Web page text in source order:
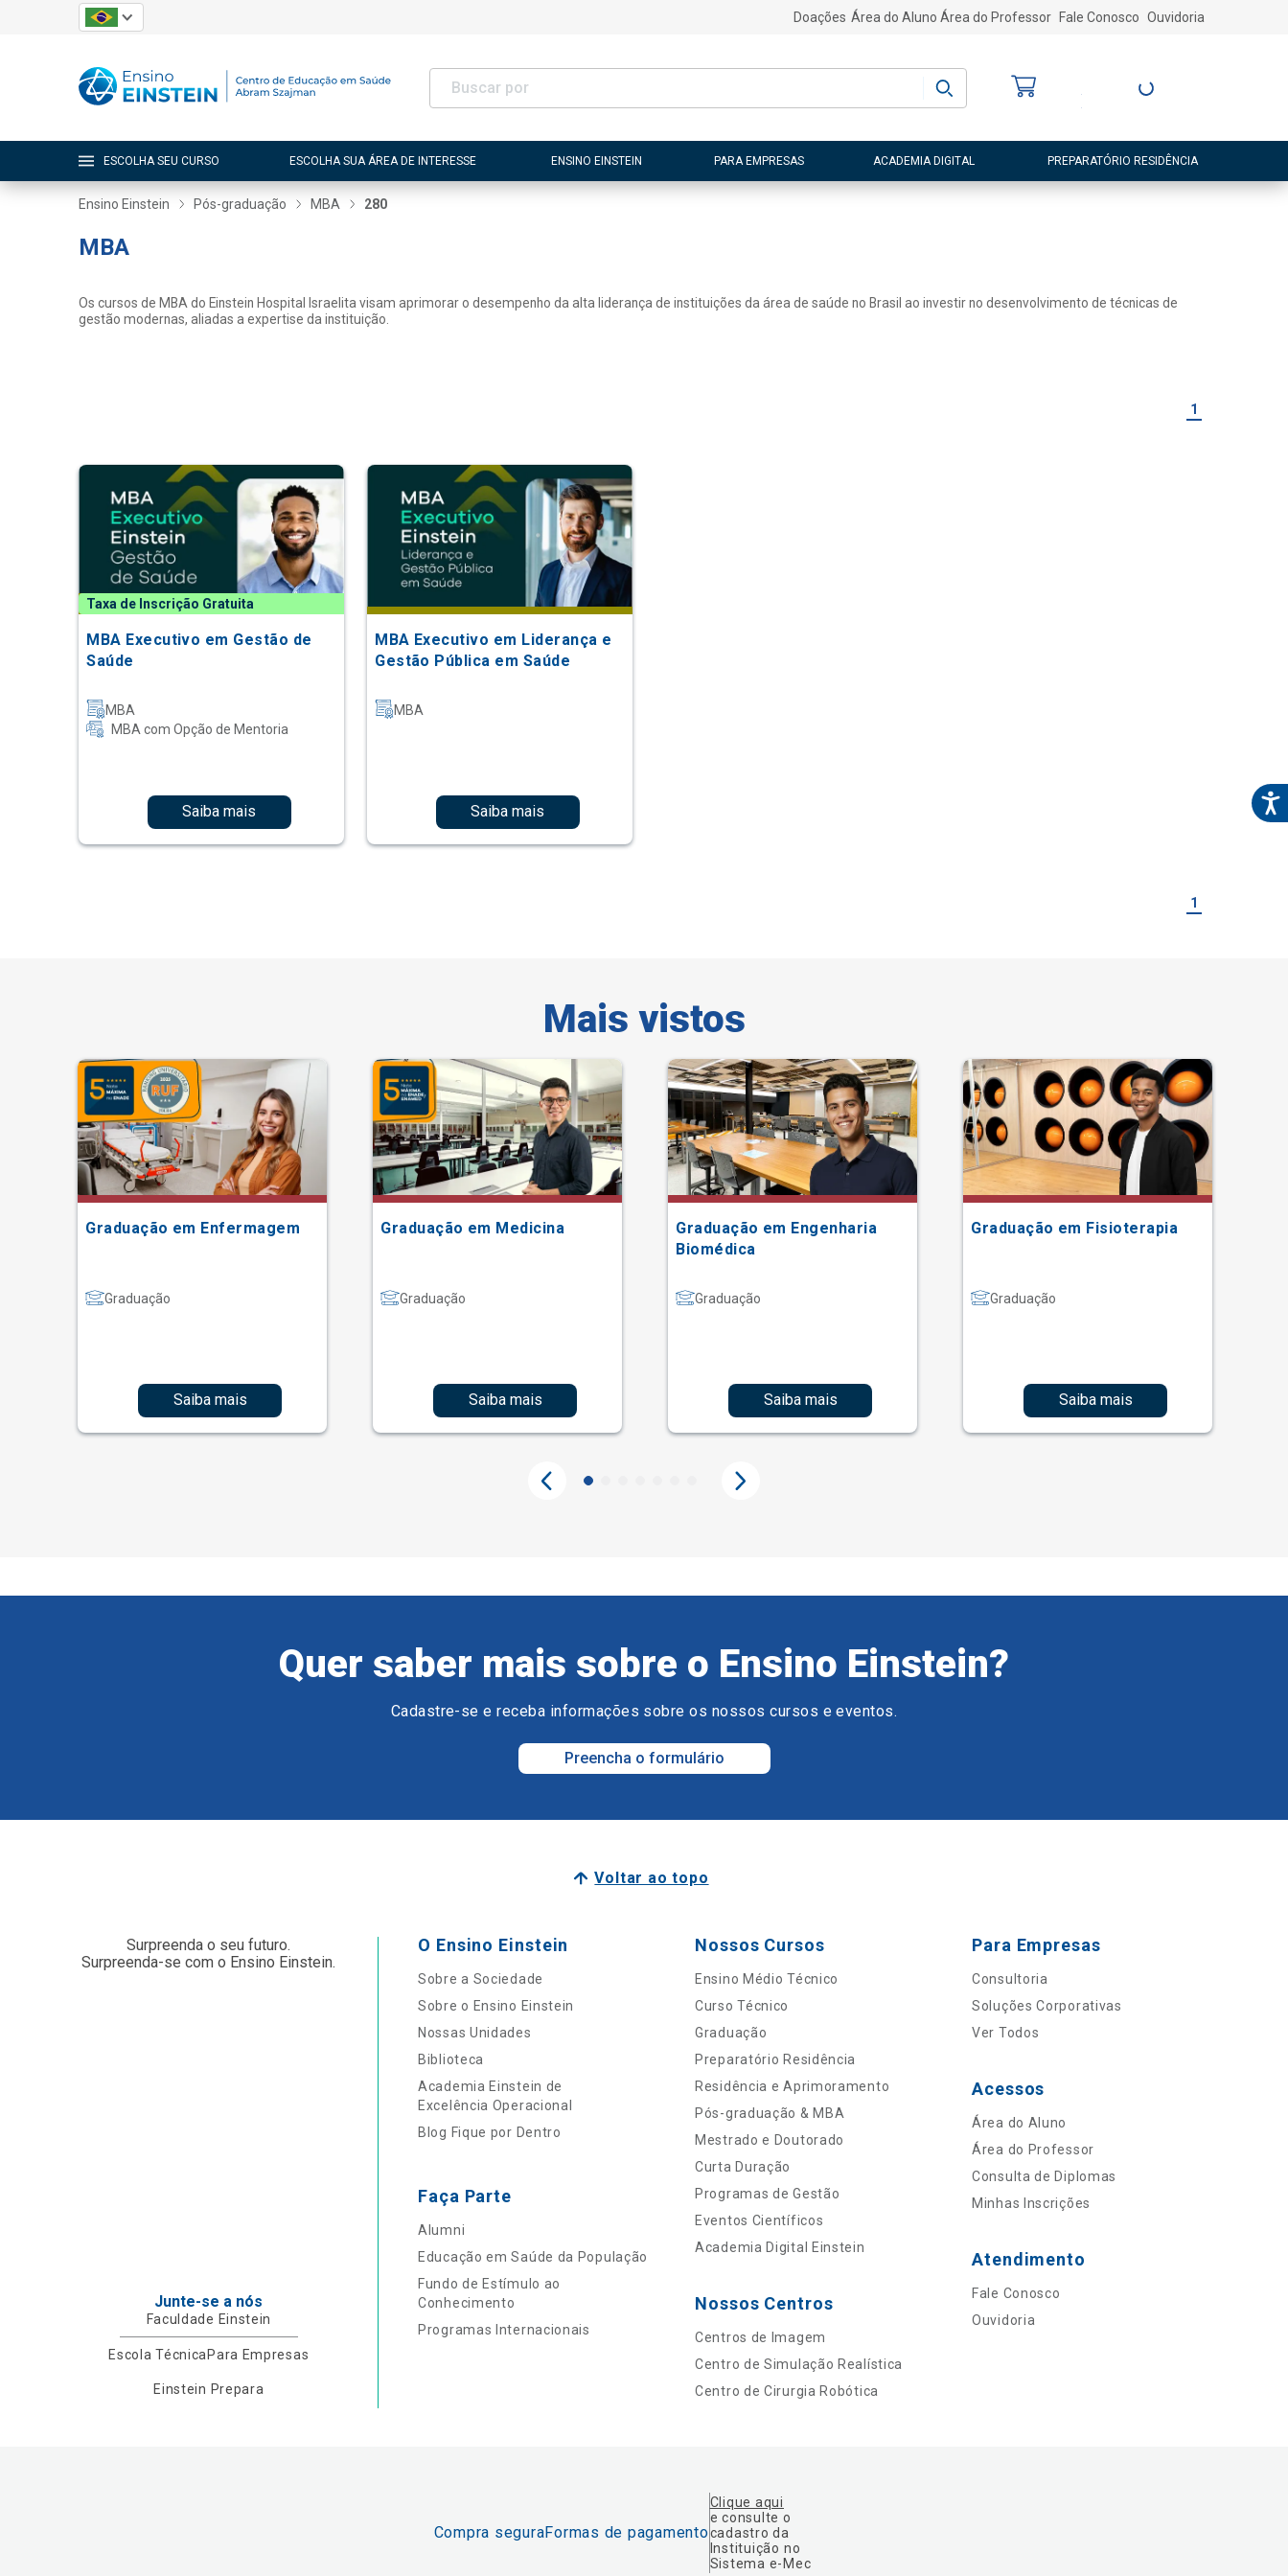
Doações Área do Aluno Área do Professor Fale Conosco Ouvidoria
Entre ou Cadastre-
ESCOLHA SEU CURSO ESCOLHA SUA ÁREA DE INTERESSE ENSINO EINSTEIN PARA EMPRESAS ACADEMIA DIGITAL PREPARATÓRIO RESIDÊNCIA
Ensino Einstein Pós-graduação MBA 280
MBA
Os cursos de MBA do Einstein Hospital Israelita visam aprimorar o desempenho da alta liderança de instituições da área de saúde no Brasil ao investir no desenvolvimento de técnicas de
gestão modernas, aliadas a expertise da instituição.
1
Taxa de Inscrição Gratuita
MBA Executivo em Gestão de
Saúde
MBA
MBA com Opção de Mentoria
Saiba mais
MBA Executivo em Liderança e
Gestão Pública em Saúde
MBA
Saiba mais
1
Mais vistos
Graduação em Enfermagem
Graduação
Saiba mais
Graduação em Medicina
Graduação
Saiba mais
Graduação em Engenharia
Biomédica
Graduação
Saiba mais
Graduação em Fisioterapia
Graduação
Saiba mais
Quer saber mais sobre o Ensino Einstein?
Cadastre-se e receba informações sobre os nossos cursos e eventos.
Preencha o formulário
Voltar ao topo
Surpreenda o seu futuro.
Surpreenda-se com o Ensino Einstein.
Junte-se a nós
Faculdade Einstein
Escola Técnica Para Empresas
Einstein Prepara
O Ensino Einstein
Sobre a Sociedade
Sobre o Ensino Einstein
Nossas Unidades
Biblioteca
Academia Einstein de
Excelência Operacional
Blog Fique por Dentro
Faça Parte
Alumni
Educação em Saúde da População
Fundo de Estímulo ao
Conhecimento
Programas Internacionais
Nossos Cursos
Ensino Médio Técnico
Curso Técnico
Graduação
Preparatório Residência
Residência e Aprimoramento
Pós-graduação & MBA
Mestrado e Doutorado
Curta Duração
Programas de Gestão
Eventos Científicos
Academia Digital Einstein
Nossos Centros
Centros de Imagem
Centro de Simulação Realística
Centro de Cirurgia Robótica
Para Empresas
Consultoria
Soluções Corporativas
Ver Todos
Acessos
Área do Aluno
Área do Professor
Consulta de Diplomas
Minhas Inscrições
Atendimento
Fale Conosco
Ouvidoria
Compra seguraFormas de pagamento
Clique aqui
e consulte o
cadastro da
Instituição no
Sistema e-Mec